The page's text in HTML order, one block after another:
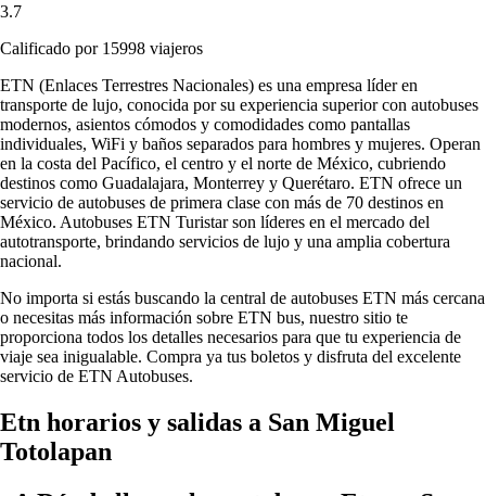
3.7
Calificado por 15998 viajeros
ETN (Enlaces Terrestres Nacionales) es una empresa líder en
transporte de lujo, conocida por su experiencia superior con autobuses
modernos, asientos cómodos y comodidades como pantallas
individuales, WiFi y baños separados para hombres y mujeres. Operan
en la costa del Pacífico, el centro y el norte de México, cubriendo
destinos como Guadalajara, Monterrey y Querétaro. ETN ofrece un
servicio de autobuses de primera clase con más de 70 destinos en
México. Autobuses ETN Turistar son líderes en el mercado del
autotransporte, brindando servicios de lujo y una amplia cobertura
nacional.
No importa si estás buscando la central de autobuses ETN más cercana
o necesitas más información sobre ETN bus, nuestro sitio te
proporciona todos los detalles necesarios para que tu experiencia de
viaje sea inigualable. Compra ya tus boletos y disfruta del excelente
servicio de ETN Autobuses.
Etn horarios y salidas a San Miguel
Totolapan